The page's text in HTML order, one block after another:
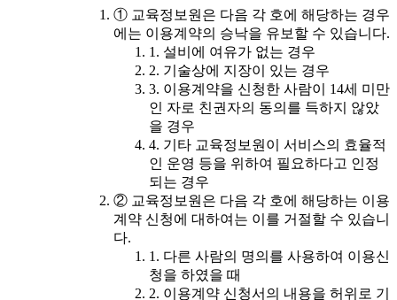
① 교육정보원은 다음 각 호에 해당하는 경우
에는 이용계약의 승낙을 유보할 수 있습니다.
1. 설비에 여유가 없는 경우
2. 기술상에 지장이 있는 경우
3. 이용계약을 신청한 사람이 14세 미만
인 자로 친권자의 동의를 득하지 않았
을 경우
4. 기타 교육정보원이 서비스의 효율적
인 운영 등을 위하여 필요하다고 인정
되는 경우
② 교육정보원은 다음 각 호에 해당하는 이용
계약 신청에 대하여는 이를 거절할 수 있습니
다.
1. 다른 사람의 명의를 사용하여 이용신
청을 하였을 때
2. 이용계약 신청서의 내용을 허위로 기